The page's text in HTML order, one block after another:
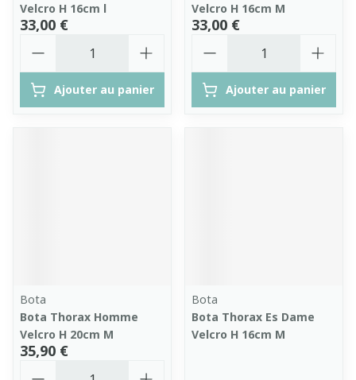
Velcro H 16cm l
33,00 €
Ajouter au panier
Velcro H 16cm M
33,00 €
Ajouter au panier
Bota
Bota Thorax Homme
Velcro H 20cm M
35,90 €
Bota
Bota Thorax Es Dame
Velcro H 16cm M